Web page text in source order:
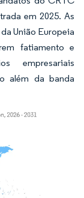
em 2025. As
União Europeia
fatiamento e
empresariais
além da banda